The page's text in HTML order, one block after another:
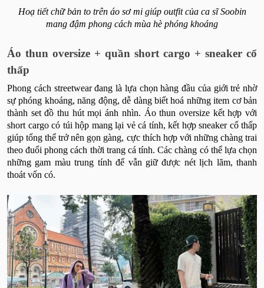
Hoạ tiết chữ bản to trên áo sơ mi giúp outfit của ca sĩ Soobin
mang đậm phong cách mùa hè phóng khoáng
Áo thun oversize + quần short cargo + sneaker cổ
thấp
Phong cách streetwear đang là lựa chọn hàng đầu của giới trẻ nhờ
sự phóng khoáng, năng động, dễ dàng biết hoá những item cơ bản
thành set đồ thu hút mọi ánh nhìn. Áo thun oversize kết hợp với
short cargo có túi hộp mang lại vẻ cá tính, kết hợp sneaker cổ thấp
giúp tổng thể trở nên gọn gàng, cực thích hợp với những chàng trai
theo đuổi phong cách thời trang cá tính. Các chàng có thể lựa chọn
những gam màu trung tính để vẫn giữ được nét lịch lãm, thanh
thoát vốn có.